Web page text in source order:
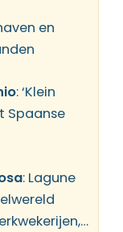
en
:‘Klein
Spaanse
: Lagune